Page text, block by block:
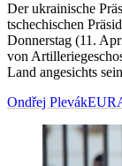
Der ukrainische
tschechischen
Donnerstag (11.
von
Land angesichts
Ondřej Plevák